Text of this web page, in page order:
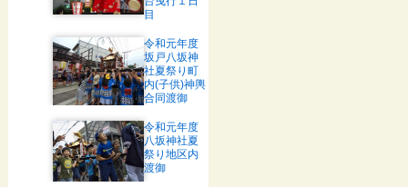
目
令和元年度
坂戸八坂神
社夏祭り町
内(子供)神輿
合同渡御
令和元年度
八坂神社夏
祭り地区内
渡御